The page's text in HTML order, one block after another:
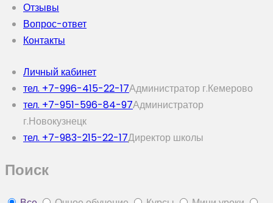
Отзывы
Вопрос-ответ
Контакты
Личный кабинет
тел. +7-996-415-22-17Администратор г.Кемерово
тел. +7-951-596-84-97Администратор
г.Новокузнецк
тел. +7-983-215-22-17Директор школы
Поиск